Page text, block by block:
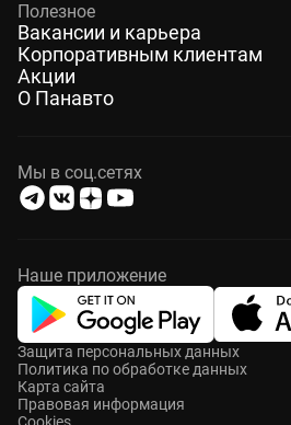
Полезное
Вакансии и карьера
Корпоративным клиентам
Акции
О Панавто
Мы в соц.сетях
Наше приложение
Защита персональных данных
Политика по обработке данных
Карта сайта
Правовая информация